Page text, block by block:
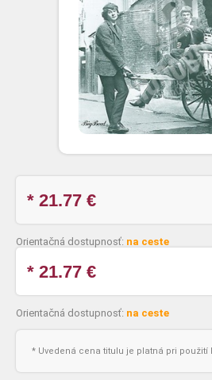
* 21.77 €
Orientačná dostupnosť: na ceste
* 21.77 €
Orientačná dostupnosť: na ceste
* Uvedená cena titulu je platná pri použití